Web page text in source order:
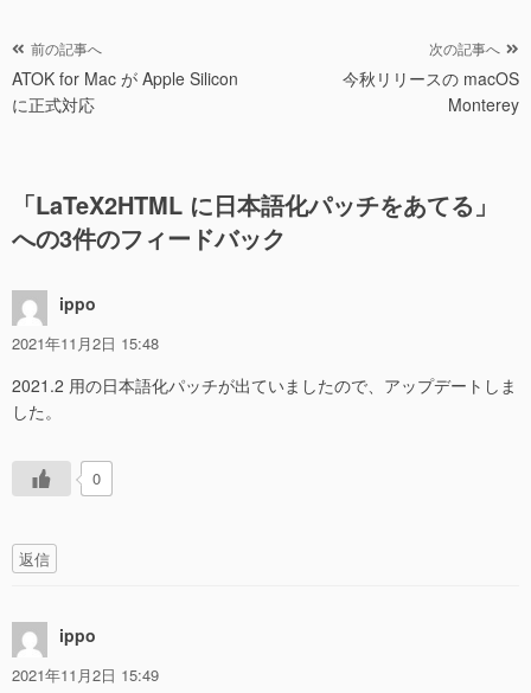
投
稿
ナ
ー
シ
ョ
ン
前の記事へ
ATOK for Mac が Apple Silicon
に正式対応
次の記事へ
今秋リリースの macOS
Monterey
「LaTeX2HTML に日本語化パッチをあてる 」
への3件のフィードバック
ippo
2021年11月2日 15:48
2021.2 用の日本語化パッチが出ていましたので、アップデートしま
した。
0
返信
ippo
2021年11月2日 15:49